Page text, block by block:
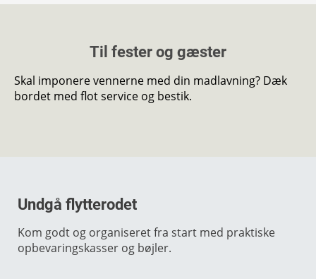
Til fester og gæster
Skal imponere vennerne med din madlavning? Dæk
bordet med flot service og bestik.
Undgå flytterodet
Kom godt og organiseret fra start med praktiske
opbevaringskasser og bøjler.